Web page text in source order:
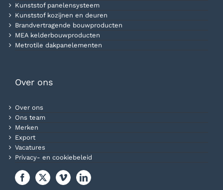
Kunststof panelensysteem
Kunststof kozijnen en deuren
Brandvertragende bouwproducten
MEA kelderbouwproducten
Metrotile dakpanelementen
Over ons
Over ons
Ons team
Merken
Export
Vacatures
Privacy- en cookiebeleid